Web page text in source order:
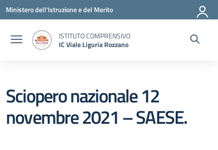
Vai ai contenuti
Vai al menu di navigazione
Vai al footer
Ministero dell'Istruzione e del Merito
ISTITUTO COMPRENSIVO
IC Viale Liguria Rozzano
Sciopero nazionale 12
novembre 2021 – SAESE.